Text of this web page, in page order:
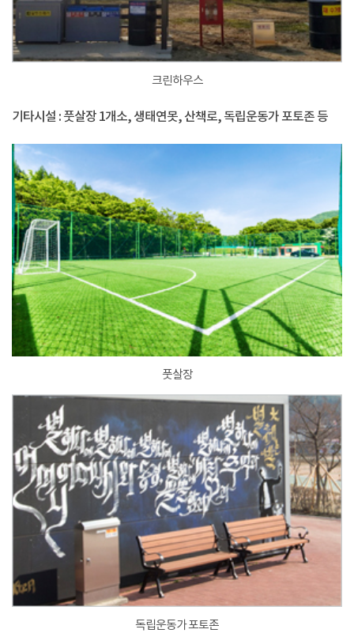
크린하우스
기타시설 : 풋살장 1개소, 생태연못, 산책로, 독립운동가 포토존 등
풋살장
독립운동가 포토존